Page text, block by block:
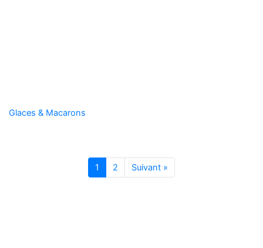
Glaces & Macarons
1 2 Suivant »